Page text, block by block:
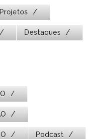
Destaques
Podcast